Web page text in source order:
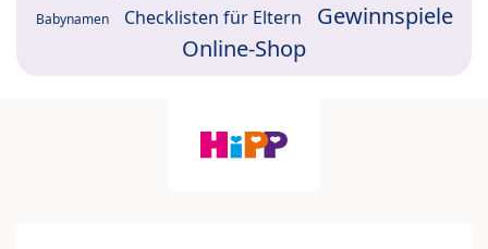
Babynamen Checklisten für Eltern
Gewinnspiele
Online-Shop